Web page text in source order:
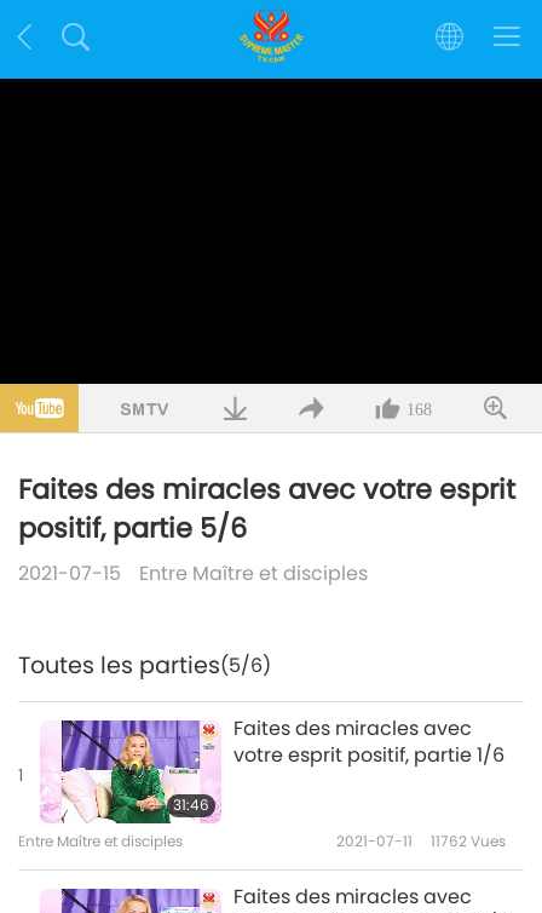
168
Faites des miracles avec votre esprit
positif, partie 5/6
2021-07-15 Entre Maître et disciples
Toutes les parties(5/6)
1
31:46
Faites des miracles avec
votre esprit positif, partie 1/6
Entre Maître et disciples 2021-07-11 11762Vues
Faites des miracles avec